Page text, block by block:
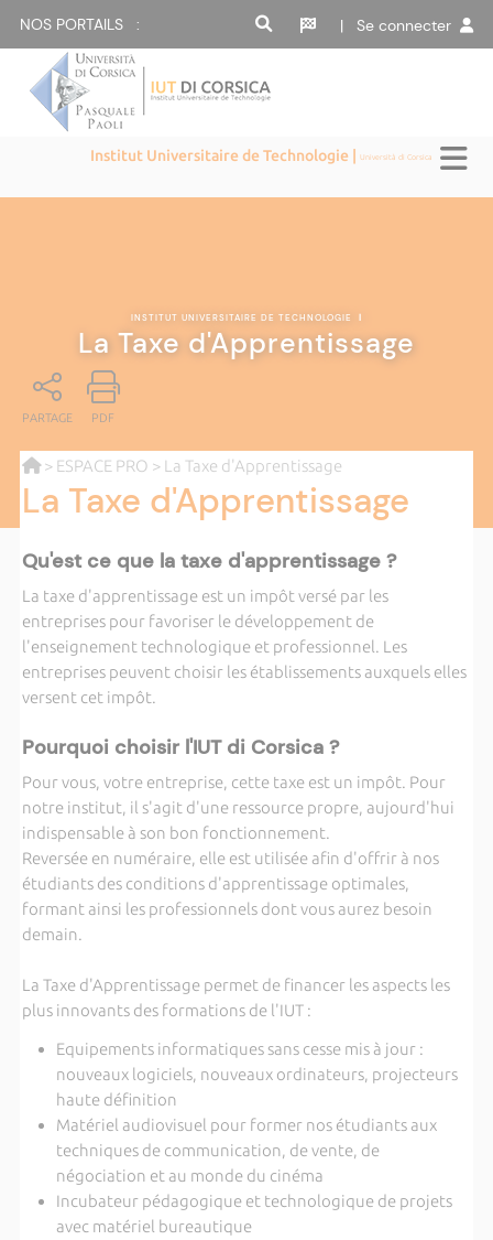
NOS PORTAILS : | Se connecter
Institut Universitaire de Technologie |Università di Corsica
INSTITUT UNIVERSITAIRE DE TECHNOLOGIE |
La Taxe d'Apprentissage
PARTAGE PDF
> ESPACE PRO > La Taxe d'Apprentissage
La Taxe d'Apprentissage
Qu'est ce que la taxe d'apprentissage ?
La taxe d'apprentissage est un impôt versé par les
entreprises pour favoriser le développement de
l'enseignement technologique et professionnel. Les
entreprises peuvent choisir les établissements auxquels elles
versent cet impôt.
Pourquoi choisir l'IUT di Corsica ?
Pour vous, votre entreprise, cette taxe est un impôt. Pour
notre institut, il s'agit d'une ressource propre, aujourd'hui
indispensable à son bon fonctionnement.
Reversée en numéraire, elle est utilisée afin d'offrir à nos
étudiants des conditions d'apprentissage optimales,
formant ainsi les professionnels dont vous aurez besoin
demain.
La Taxe d'Apprentissage permet de financer les aspects les
plus innovants des formations de l'IUT :
Equipements informatiques sans cesse mis à jour :
nouveaux logiciels, nouveaux ordinateurs, projecteurs
haute définition
Matériel audiovisuel pour former nos étudiants aux
techniques de communication, de vente, de
négociation et au monde du cinéma
Incubateur pédagogique et technologique de projets
avec matériel bureautique